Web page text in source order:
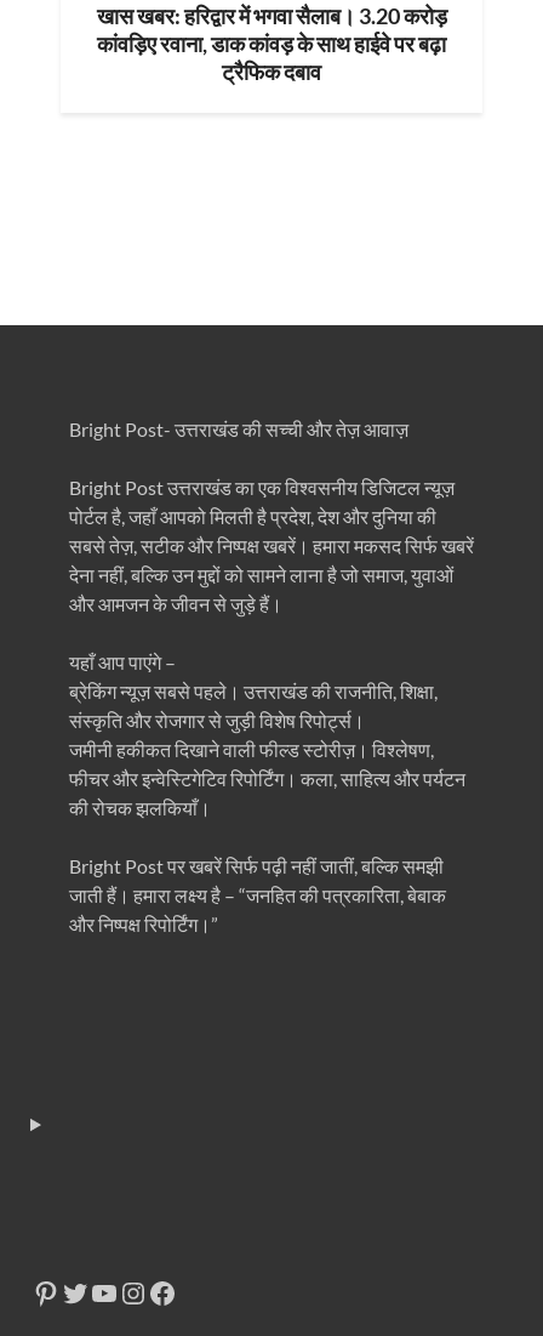
खास खबर: हरिद्वार में भगवा सैलाब। 3.20 करोड़
कांवड़िए रवाना, डाक कांवड़ के साथ हाईवे पर बढ़ा
ट्रैफिक दबाव
Bright Post- उत्तराखंड की सच्ची और तेज़ आवाज़
Bright Post उत्तराखंड का एक विश्वसनीय डिजिटल न्यूज़
पोर्टल है, जहाँ आपको मिलती है प्रदेश, देश और दुनिया की
सबसे तेज़, सटीक और निष्पक्ष खबरें। हमारा मकसद सिर्फ खबरें
देना नहीं, बल्कि उन मुद्दों को सामने लाना है जो समाज, युवाओं
और आमजन के जीवन से जुड़े हैं।
यहाँ आप पाएंगे –
ब्रेकिंग न्यूज़ सबसे पहले। उत्तराखंड की राजनीति, शिक्षा,
संस्कृति और रोजगार से जुड़ी विशेष रिपोर्ट्स।
जमीनी हकीकत दिखाने वाली फील्ड स्टोरीज़। विश्लेषण,
फीचर और इन्वेस्टिगेटिव रिपोर्टिंग। कला, साहित्य और पर्यटन
की रोचक झलकियाँ।
Bright Post पर खबरें सिर्फ पढ़ी नहीं जातीं, बल्कि समझी
जाती हैं। हमारा लक्ष्य है – “जनहित की पत्रकारिता, बेबाक
और निष्पक्ष रिपोर्टिंग।”